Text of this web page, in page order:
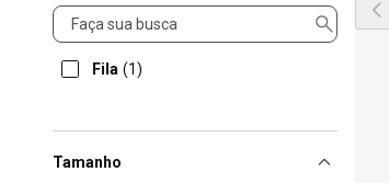
Marca
Fila (1)
Tamanho